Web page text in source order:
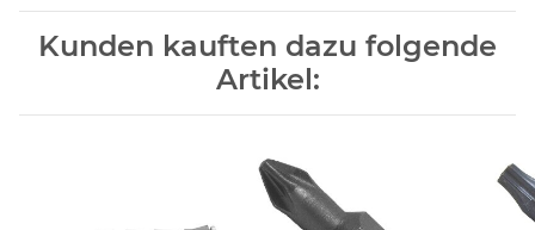
Kunden kauften dazu folgende
Artikel: